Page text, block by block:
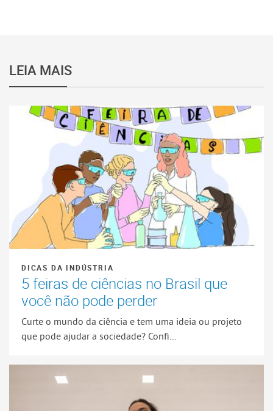
LEIA MAIS
DICAS DA INDÚSTRIA
5 feiras de ciências no Brasil que
você não pode perder
Curte o mundo da ciência e tem uma ideia ou projeto
que pode ajudar a sociedade? Confi...